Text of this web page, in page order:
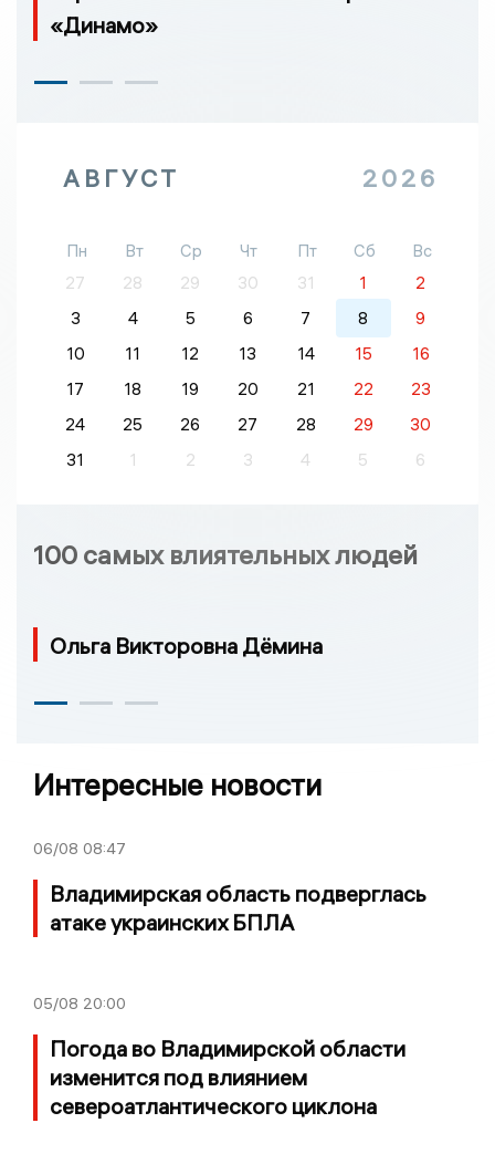
«Динамо»
АВГУСТ 2026
Пн Вт Ср Чт Пт Сб
Вс
27
28 29 30 31 1
2
3
4 5 6 7 8
9
10
11 12 13 14 15
16
17
18 19 20 21 22
23
24
25 26 27 28 29
30
31
1 2 3 4 5 6
100 самых влиятельных людей
Ольга Викторовна Дёмина
Интересные новости
06/08 08:47
Владимирская область подверглась
атаке украинских БПЛА
05/08 20:00
Погода во Владимирской области
изменится под влиянием
североатлантического циклона